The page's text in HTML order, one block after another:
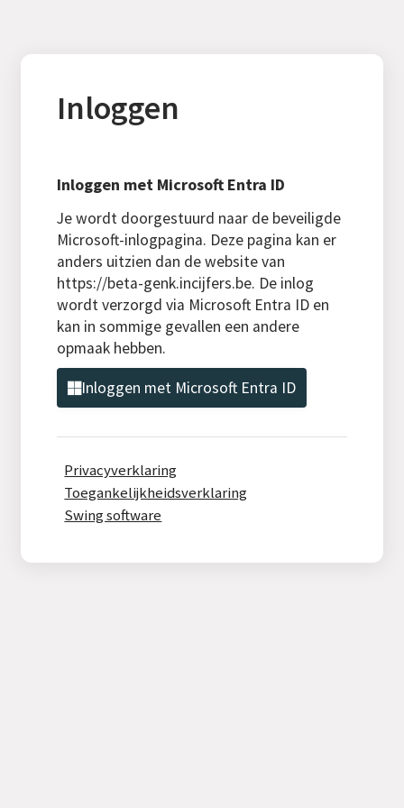
Inloggen
Inloggen met Microsoft Entra ID
Je wordt doorgestuurd naar de beveiligde
Microsoft-inlogpagina. Deze pagina kan er
anders uitzien dan de website van
https://beta-genk.incijfers.be. De inlog
wordt verzorgd via Microsoft Entra ID en
kan in sommige gevallen een andere
opmaak hebben.
Inloggen met Microsoft Entra ID
Privacyverklaring
Toegankelijkheidsverklaring
Swing software